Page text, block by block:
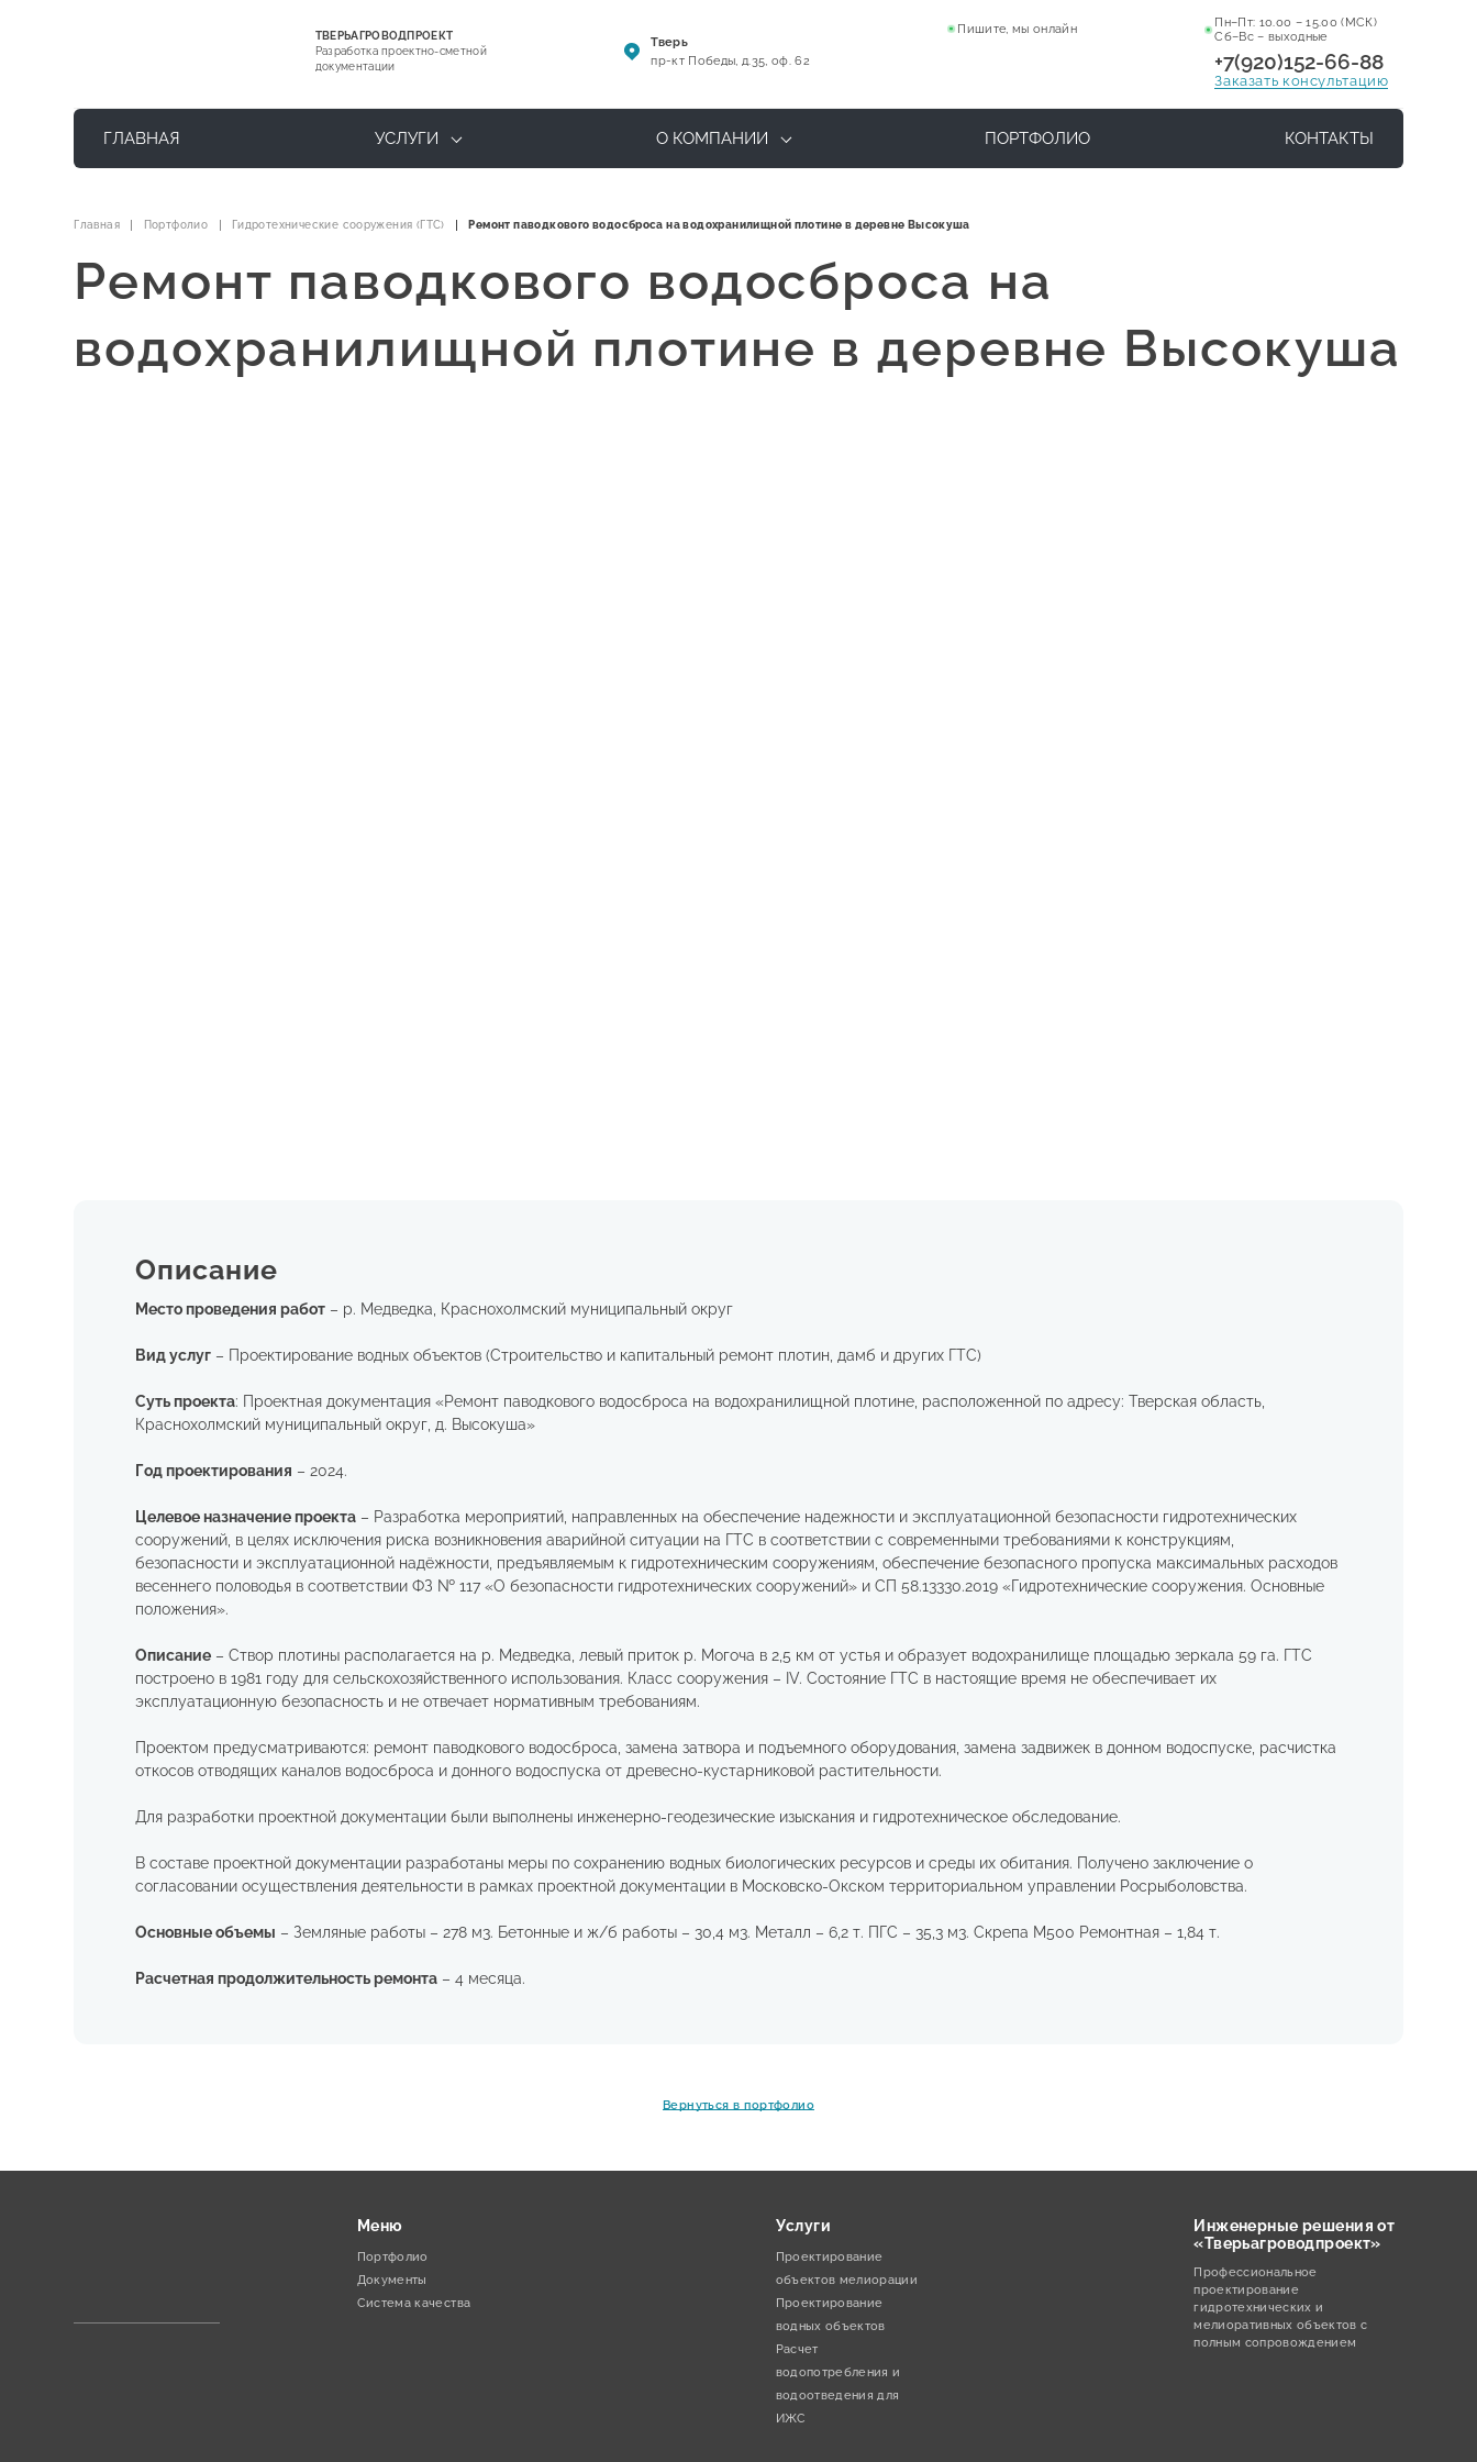
ТВЕРЬАГРОВОДПРОЕКТ
Разработка проектно-сметной
документации
Тверь
пр-кт Победы, д.35, оф. 62
Пишите, мы онлайн
Пн–Пт: 10.00 – 15.00 (МСК)
Сб–Вс – выходные
+7(920)152-66-88
Заказать консультацию
ГЛАВНАЯ УСЛУГИ О КОМПАНИИ ПОРТФОЛИО КОНТАКТЫ
Главная Портфолио Гидротехнические сооружения (ГТС) Ремонт паводкового водосброса на водохранилищной плотине в деревне Высокуша
Ремонт паводкового водосброса на
водохранилищной плотине в деревне Высокуша
Описание
Место проведения работ – р. Медведка, Краснохолмский муниципальный округ
Вид услуг – Проектирование водных объектов (Строительство и капитальный ремонт плотин, дамб и других ГТС)
Суть проекта: Проектная документация «Ремонт паводкового водосброса на водохранилищной плотине, расположенной по адресу: Тверская область,
Краснохолмский муниципальный округ, д. Высокуша»
Год проектирования – 2024.
Целевое назначение проекта – Разработка мероприятий, направленных на обеспечение надежности и эксплуатационной безопасности гидротехнических
сооружений, в целях исключения риска возникновения аварийной ситуации на ГТС в соответствии с современными требованиями к конструкциям,
безопасности и эксплуатационной надёжности, предъявляемым к гидротехническим сооружениям, обеспечение безопасного пропуска максимальных расходов
весеннего половодья в соответствии ФЗ № 117 «О безопасности гидротехнических сооружений» и СП 58.13330.2019 «Гидротехнические сооружения. Основные
положения».
Описание – Створ плотины располагается на р. Медведка, левый приток р. Могоча в 2,5 км от устья и образует водохранилище площадью зеркала 59 га. ГТС
построено в 1981 году для сельскохозяйственного использования. Класс сооружения – IV. Состояние ГТС в настоящие время не обеспечивает их
эксплуатационную безопасность и не отвечает нормативным требованиям.
Проектом предусматриваются: ремонт паводкового водосброса, замена затвора и подъемного оборудования, замена задвижек в донном водоспуске, расчистка
откосов отводящих каналов водосброса и донного водоспуска от древесно-кустарниковой растительности.
Для разработки проектной документации были выполнены инженерно-геодезические изыскания и гидротехническое обследование.
В составе проектной документации разработаны меры по сохранению водных биологических ресурсов и среды их обитания. Получено заключение о
согласовании осуществления деятельности в рамках проектной документации в Московско-Окском территориальном управлении Росрыболовства.
Основные объемы – Земляные работы – 278 м3. Бетонные и ж/б работы – 30,4 м3. Металл – 6,2 т. ПГС – 35,3 м3. Скрепа М500 Ремонтная – 1,84 т.
Расчетная продолжительность ремонта – 4 месяца.
Вернуться в портфолио
Меню
Портфолио
Документы
Система качества
Услуги
Проектирование
объектов мелиорации
Проектирование
водных объектов
Расчет
водопотребления и
водоотведения для
ИЖС
Инженерные решения от
«Тверьагроводпроект»
Профессиональное
проектирование
гидротехнических и
мелиоративных объектов с
полным сопровождением